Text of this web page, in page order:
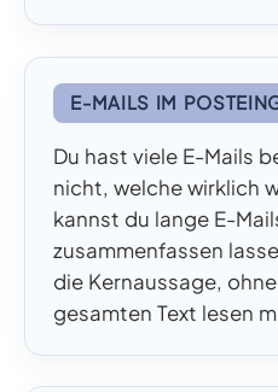
E-MAILS IM
Du hast viele E-Mails
nicht, welche wirklich
kannst du lange E-
zusammenfassen
die Kernaussage,
gesamten Text lesen